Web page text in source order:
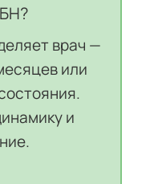
врач —
или
и